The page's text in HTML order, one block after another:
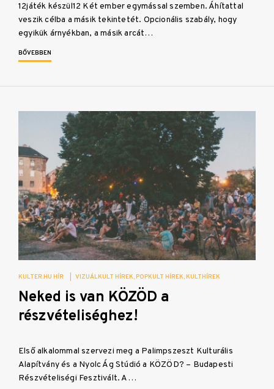
12játék készül12 Két ember egymással szemben. Áhítattal
veszik célba a másik tekintetét. Opcionális szabály, hogy
egyikük árnyékban, a másik arcát…
BŐVEBBEN
KULTER.HU HÍR VIZUÁLKULT HÍREK POPKULT HÍREK KULTHÍREK
Neked is van KÖZÖD a
részvételiséghez!
Első alkalommal szervezi meg a Palimpszeszt Kulturális
Alapítvány és a Nyolc Ág Stúdió a KÖZÖD? – Budapesti
Részvételiségi Fesztivált. A…